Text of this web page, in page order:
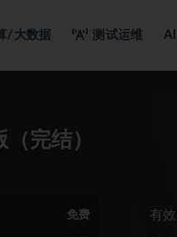
/大数据 测试运维 AI
完结）
免费 有